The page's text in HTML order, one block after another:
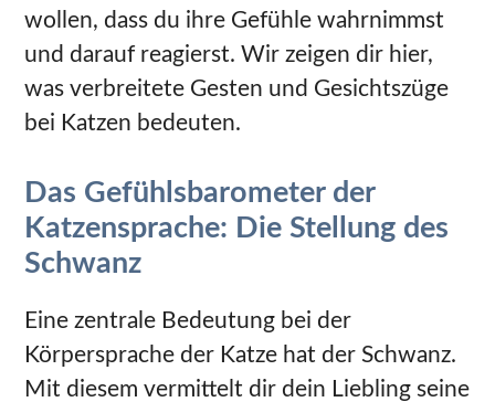
wollen, dass du ihre Gefühle wahrnimmst
und darauf reagierst. Wir zeigen dir hier,
was verbreitete Gesten und Gesichtszüge
bei Katzen bedeuten.
Das Gefühlsbarometer der
Katzensprache: Die Stellung des
Schwanz
Eine zentrale Bedeutung bei der
Körpersprache der Katze hat der Schwanz.
Mit diesem vermittelt dir dein Liebling seine